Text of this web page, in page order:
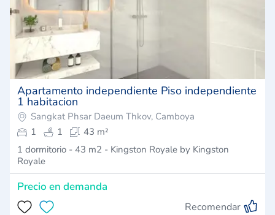
Apartamento independiente Piso independiente
1 habitacion
Sangkat Phsar Daeum Thkov, Camboya
1
1
43 m²
1 dormitorio - 43 m2 - Kingston Royale by Kingston
Royale
Precio en demanda
Recomendar